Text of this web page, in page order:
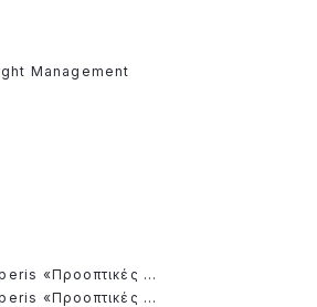
Management
«Προοπτικές ...
«Προοπτικές ...